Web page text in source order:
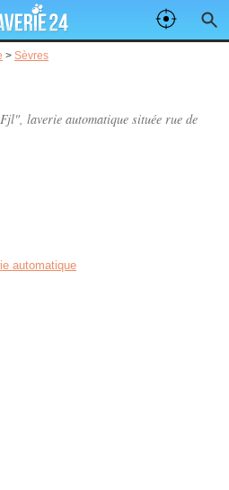
> Sèvres
laverie automatique située rue de
automatique